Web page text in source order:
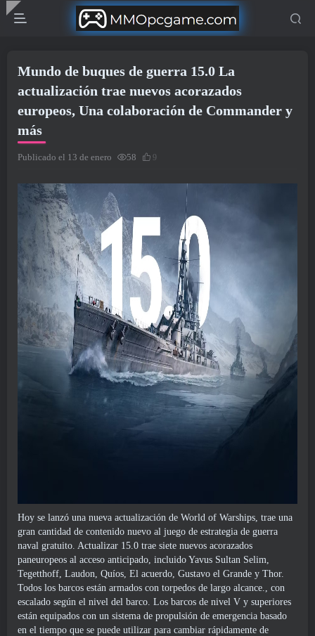
Mundo de buques de guerra 15.0 La
actualización trae nuevos acorazados
europeos, Una colaboración de Commander y
más
Publicado el 13 de enero 58 9
Hoy se lanzó una nueva actualización de World of Warships, trae una
gran cantidad de contenido nuevo al juego de estrategia de guerra
naval gratuito. Actualizar 15.0 trae siete nuevos acorazados
paneuropeos al acceso anticipado, incluido Yavus Sultan Selim,
Tegetthoff, Laudon, Quíos, El acuerdo, Gustavo el Grande y Thor.
Todos los barcos están armados con torpedos de largo alcance., con
escalado según el nivel del barco. Los barcos de nivel V y superiores
están equipados con un sistema de propulsión de emergencia basado
en el tiempo que se puede utilizar para cambiar rápidamente de